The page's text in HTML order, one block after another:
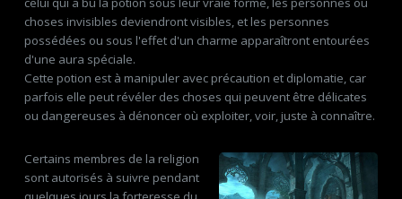
choses invisibles deviendront visibles, et les personnes
possédées ou sous l'effet d'un charme apparaîtront entourées
d'une aura spéciale.
Cette potion est à manipuler avec précaution et diplomatie, car
parfois elle peut révéler des choses qui peuvent être délicates
ou dangereuses à dénoncer où exploiter, voir, juste à connaître.
Certains membres de la religion
sont autorisés à suivre pendant